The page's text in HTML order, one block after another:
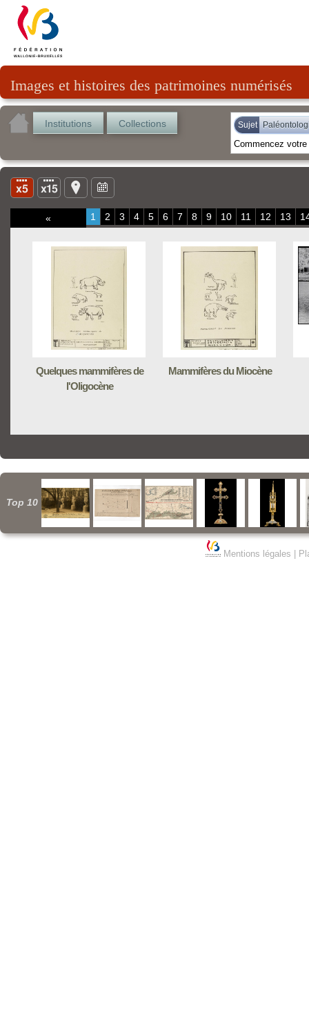
Images et histoires des patrimoines numérisés
Institutions Collections Sujet
« 1 2 3 4 5 6 7 8 9 10 11 12 13
Quelques mammifères de
l'Oligocène
Mammifères du Miocène
Top 10
Mentions légales